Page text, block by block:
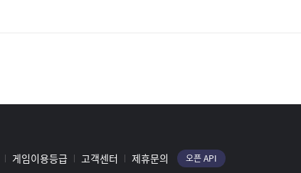
게임이용등급 고객센터 제휴문의
오픈 API